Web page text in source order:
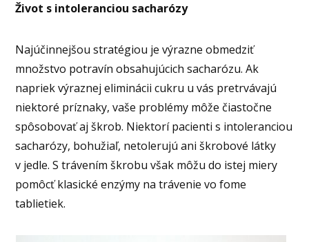
Život s intoleranciou sacharózy
Najúčinnejšou stratégiou je výrazne obmedziť
množstvo potravín obsahujúcich sacharózu. Ak
napriek výraznej eliminácii cukru u vás pretrvávajú
niektoré príznaky, vaše problémy môže čiastočne
spôsobovať aj škrob. Niektorí pacienti s intoleranciou
sacharózy, bohužiaľ, netolerujú ani škrobové látky
v jedle. S trávením škrobu však môžu do istej miery
pomôcť klasické enzýmy na trávenie vo fome
tablietiek.